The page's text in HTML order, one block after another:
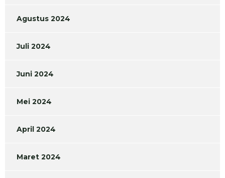
Agustus 2024
Juli 2024
Juni 2024
Mei 2024
April 2024
Maret 2024